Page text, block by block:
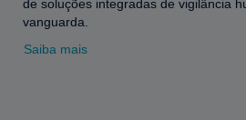
de soluções integradas de vigilância
vanguarda.
Saiba mais